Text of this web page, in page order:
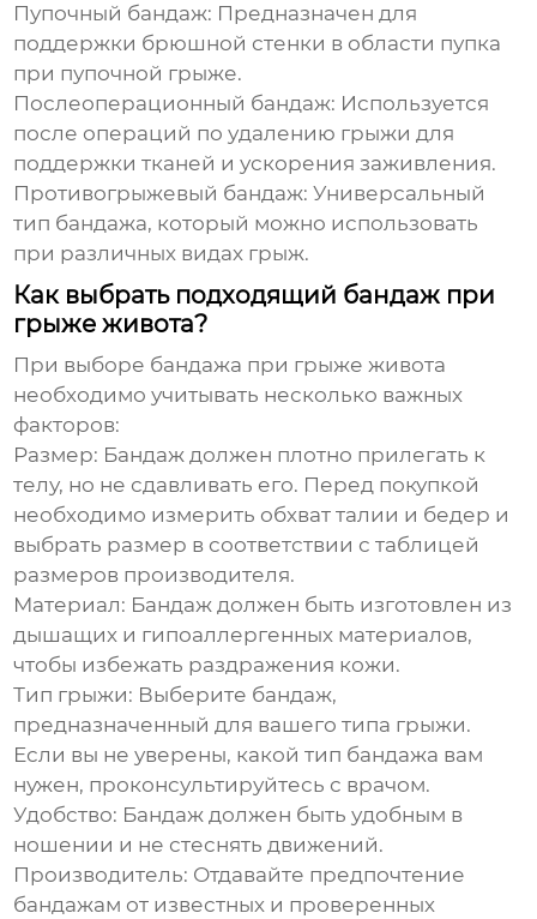
Пупочный бандаж: Предназначен для
поддержки брюшной стенки в области пупка
при пупочной грыже.
Послеоперационный бандаж: Используется
после операций по удалению грыжи для
поддержки тканей и ускорения заживления.
Противогрыжевый бандаж: Универсальный
тип бандажа, который можно использовать
при различных видах грыж.
Как выбрать подходящий бандаж при
грыже живота?
При выборе бандажа при грыже живота
необходимо учитывать несколько важных
факторов:
Размер: Бандаж должен плотно прилегать к
телу, но не сдавливать его. Перед покупкой
необходимо измерить обхват талии и бедер и
выбрать размер в соответствии с таблицей
размеров производителя.
Материал: Бандаж должен быть изготовлен из
дышащих и гипоаллергенных материалов,
чтобы избежать раздражения кожи.
Тип грыжи: Выберите бандаж,
предназначенный для вашего типа грыжи.
Если вы не уверены, какой тип бандажа вам
нужен, проконсультируйтесь с врачом.
Удобство: Бандаж должен быть удобным в
ношении и не стеснять движений.
Производитель: Отдавайте предпочтение
бандажам от известных и проверенных